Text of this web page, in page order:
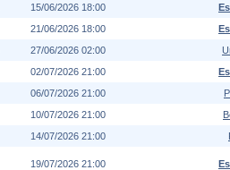
15/06/2026 18:00
21/06/2026 18:00
27/06/2026 02:00
02/07/2026 21:00
06/07/2026 21:00
10/07/2026 21:00
14/07/2026 21:00
19/07/2026 21:00